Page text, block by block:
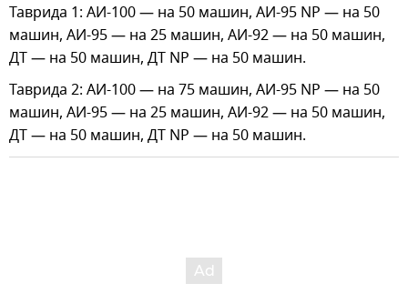
Таврида 1: АИ-100 — на 50 машин, АИ-95 NP — на 50
машин, АИ-95 — на 25 машин, АИ-92 — на 50 машин,
ДТ — на 50 машин, ДТ NP — на 50 машин.
Таврида 2: АИ-100 — на 75 машин, АИ-95 NP — на 50
машин, АИ-95 — на 25 машин, АИ-92 — на 50 машин,
ДТ — на 50 машин, ДТ NP — на 50 машин.